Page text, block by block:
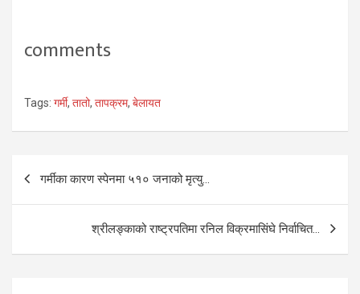
comments
Tags: गर्मी, तातो, तापक्रम, बेलायत
Post
navigation
गर्मीका कारण स्पेनमा ५१० जनाको मृत्यु…
श्रीलङ्काको राष्ट्रपतिमा रनिल विक्रमासिंघे निर्वाचित…